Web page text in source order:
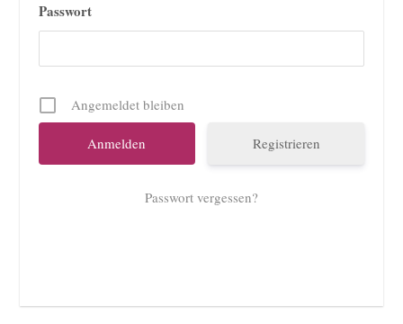
Passwort
Angemeldet bleiben
Registrieren
Passwort vergessen?